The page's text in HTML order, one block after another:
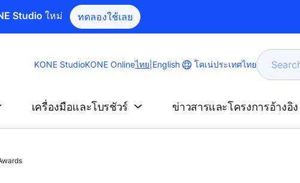
Studio ใหม่ ทดลองใช้เลย
KONE StudioKONE OnlineChange
ไทย English โคเน่ประเทศไทย Search
เครื่องมือและโบรชัวร์ ข่าวสารและโครงการอ้างอิง